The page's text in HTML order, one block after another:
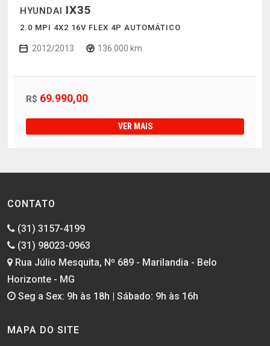
HYUNDAI IX35
2.0 MPI 4X2 16V FLEX 4P AUTOMÁTICO
2012/2013 136.000 km
R$ 69.990,00
VER MAIS
CONTATO
(31) 3157-4199
(31) 98023-0963
Rua Júlio Mesquita, Nº 689 - Marilandia - Belo
Horizonte - MG
Seg a Sex: 9h às 18h | Sábado: 9h às 16h
MAPA DO SITE